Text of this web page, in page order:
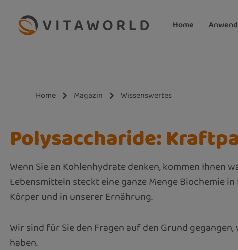
Hauptinhalt springen
Zur Suche springen
Zur Hauptnavigation springen
Home
Home Magazin Wissenswertes
Polysaccharide:
Wenn Sie an Kohlenhydrate denken, kommen Ihnen
Lebensmitteln steckt eine ganze Menge Biochemie
Körper und in unserer Ernährung.
Wir sind für Sie den Fragen auf den Grund
haben.